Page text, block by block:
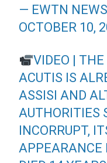
— EWTN
OCTOBER 10,
VIDEO | THE
ACUTIS IS
ASSISI AND
AUTHORITIES
INCORRUPT,
APPEARANCE